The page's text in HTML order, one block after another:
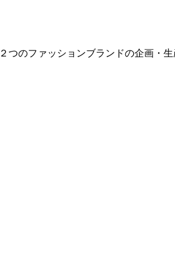
つのファッションブランドの企画・